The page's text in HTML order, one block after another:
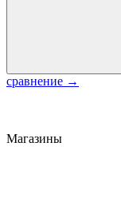
сравнение →
Магазины